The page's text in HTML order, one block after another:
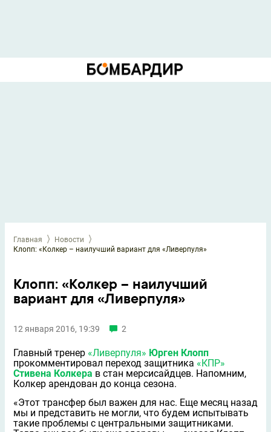
Главная
Новости
Клопп: «Колкер – наилучший вариант для «Ливерпуля»
Клопп: «Колкер – наилучший
вариант для «Ливерпуля»
12 января 2016, 19:39 2
Главный тренер «Ливерпуля» Юрген Клопп
прокомментировал переход защитника «КПР»
Стивена Колкера в стан мерсисайдцев. Напомним,
Колкер арендован до конца сезона.
«Этот трансфер был важен для нас. Еще месяц назад
мы и представить не могли, что будем испытывать
такие проблемы с центральными защитниками.